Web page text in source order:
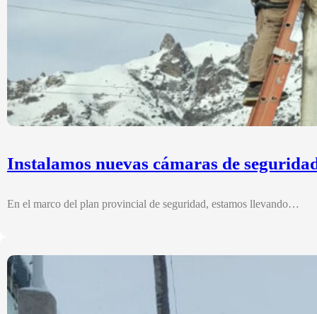
Instalamos nuevas cámaras de
En el marco del plan provincial de seguridad, estamos llevando…